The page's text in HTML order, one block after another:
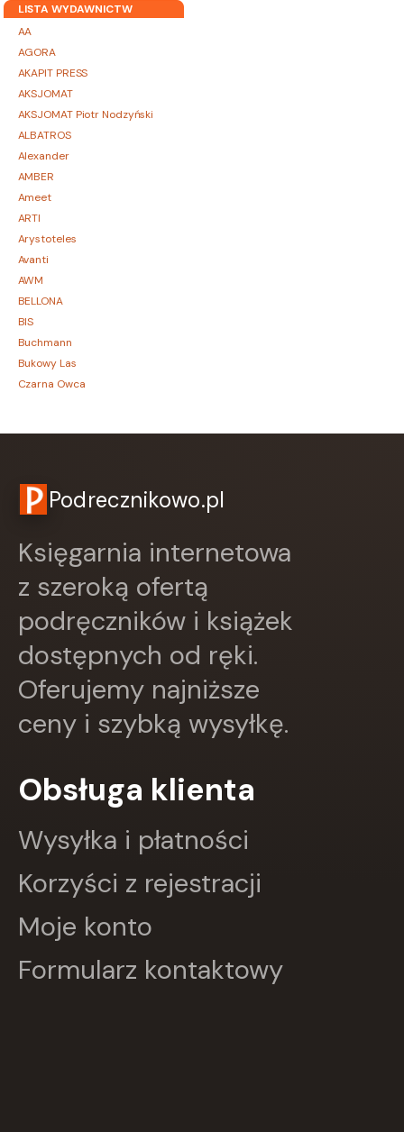
LISTA WYDAWNICTW
AA
AGORA
AKAPIT PRESS
AKSJOMAT
AKSJOMAT Piotr Nodzyński
ALBATROS
Alexander
AMBER
Ameet
ARTI
Arystoteles
Avanti
AWM
BELLONA
BIS
Buchmann
Bukowy Las
Czarna Owca
DEMART
Dolnośląskie
DRAGON
Edycja Świętego Pawła
EDYCJA ŚWIĘTEGO PAWŁA
ESPRIT
Express Publishing
FABRYKA SŁÓW
FENIX
FRONDA
Greg
GRUPA IMAGE
HARMONIA
Insignis
JEDNOŚĆ
karakter
Podrecznikowo.pl
Księgarnia internetowa
z szeroką ofertą
podręczników i książek
dostępnych od ręki.
Oferujemy najniższe
ceny i szybką wysyłkę.
Obsługa klienta
Wysyłka i płatności
Korzyści z rejestracji
Moje konto
Formularz kontaktowy